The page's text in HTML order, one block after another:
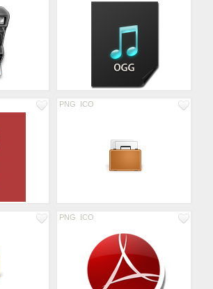
PNG ICO
PNG ICO